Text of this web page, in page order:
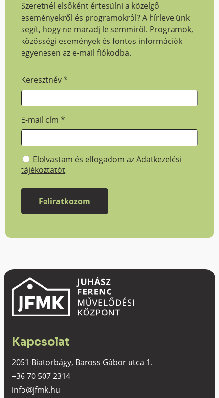
Szeretnél elsőként értesülni a közelgő
eseményekről és programokról? A hírlevelünk
segít, hogy ne maradj le semmiről. Programok,
közösségi események és fontos információk -
egyenesen az e-mail fiókodba.
Keresztnév*
E-mail cím*
Elolvastam és elfogadom azAdatkezelési
tájékoztatót.
Kapcsolat
2051 Biatorbágy, Baross Gábor utca 1.
+36 70 507 2314
info@jfmk.hu